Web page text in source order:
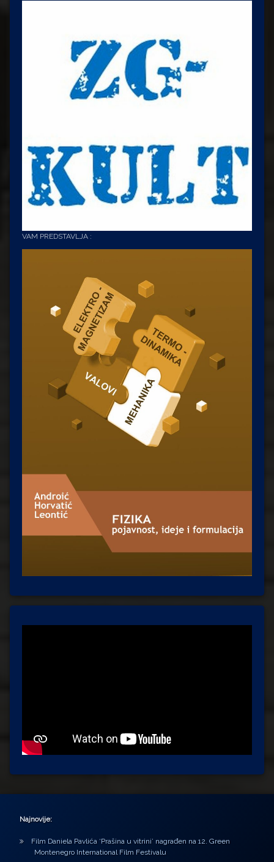
VAM PREDSTAVLJA :
Najnovije:
Film Daniela Pavlića ‘Prašina u vitrini’ nagrađen na 12. Green
Montenegro International Film Festivalu